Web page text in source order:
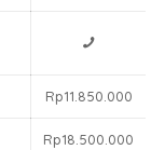
Rp11.850.000
Rp18.500.000